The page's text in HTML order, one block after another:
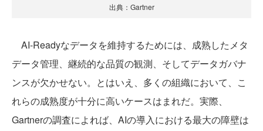
出典：Gartner
AI-Readyなデータを維持するためには、成熟したメタ
データ管理、継続的な品質の観測、そしてデータガバナ
ンスが欠かせない。とはいえ、多くの組織において、こ
れらの成熟度が十分に高いケースはまれだ。実際、
Gartnerの調査によれば、AIの導入における最大の障壁は